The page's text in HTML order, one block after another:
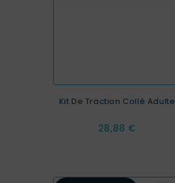
Kit De Traction Collé Adulte
Prix
28,88 €